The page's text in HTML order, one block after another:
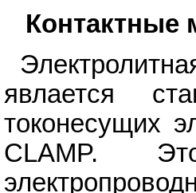
Контактные
явлается
токонесущих
CLAMP.